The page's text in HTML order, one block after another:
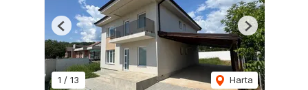
1 / 13 Harta
Previous Next